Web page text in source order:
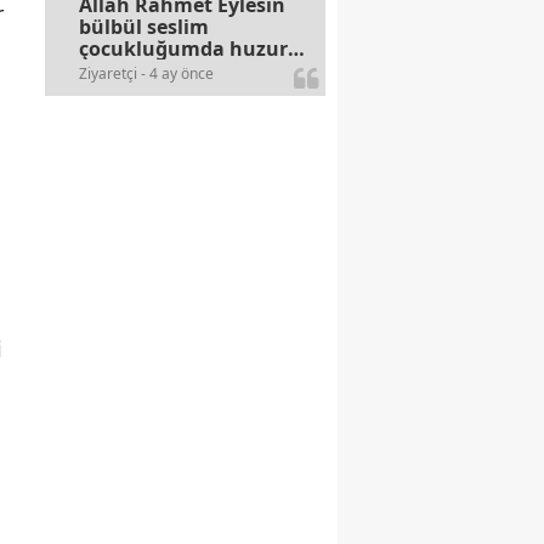
Ziyaretçi - 4 ay önce
bülbül seslim
çocukluğumda huzur
olurdu evimize.
Ablamla bağıra bağıra